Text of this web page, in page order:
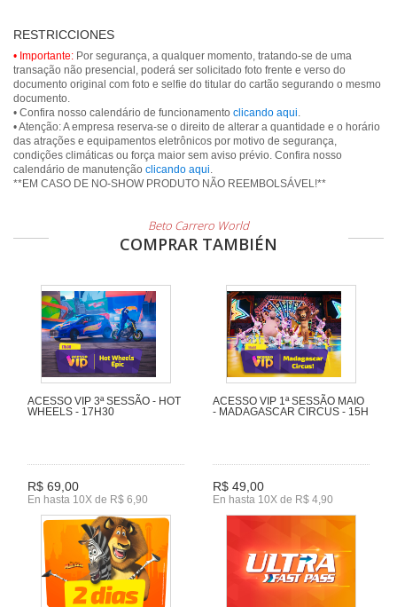
RESTRICCIONES
• Importante: Por segurança, a qualquer momento, tratando-se de uma
transação não presencial, poderá ser solicitado foto frente e verso do
documento original com foto e selfie do titular do cartão segurando o mesmo
documento.
• Confira nosso calendário de funcionamento clicando aqui.
• Atenção: A empresa reserva-se o direito de alterar a quantidade e o horário
das atrações e equipamentos eletrônicos por motivo de segurança,
condições climáticas ou força maior sem aviso prévio. Confira nosso
calendário de manutenção clicando aqui.
**EM CASO DE NO-SHOW PRODUTO NÃO REEMBOLSÁVEL!**
Beto Carrero World
COMPRAR TAMBIÉN
ACESSO VIP 3ª SESSÃO - HOT
WHEELS - 17H30
R$ 69,00
En hasta 10X de R$ 6,90
ACESSO VIP 1ª SESSÃO MAIO
- MADAGASCAR CIRCUS - 15H
R$ 49,00
En hasta 10X de R$ 4,90